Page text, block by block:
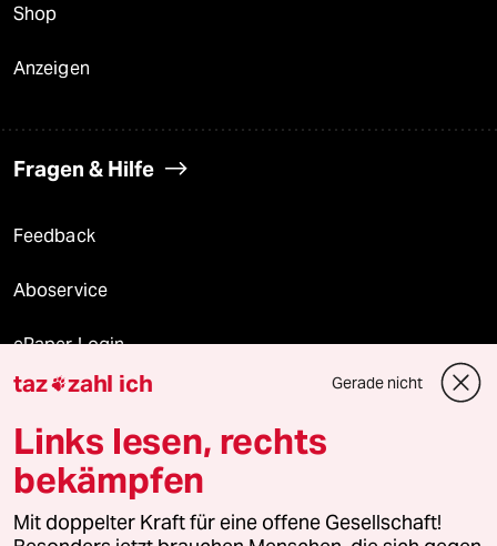
Shop
Anzeigen
Fragen & Hilfe
Feedback
Aboservice
ePaper Login
Downloads für Abonnierende
© 2026 taz Verlags und Vertriebs GmbH
Alle Rechte vorbehalten. Bei rechtlichen Fragen oder für Genehmigungen
wenden Sie sich bitte an lizenzen@taz.de
taz zahl ich Gerade nicht
Links lesen, rechts
bekämpfen
Mit doppelter Kraft für eine offene Gesellschaft!